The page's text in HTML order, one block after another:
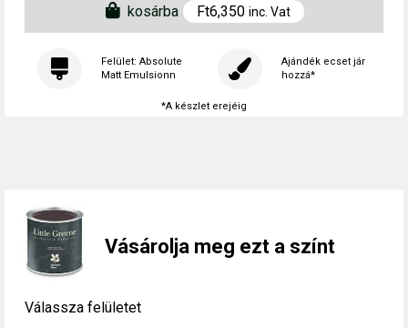
kosárba Ft6,350 inc. Vat
Felület: Absolute
Matt Emulsionn
Ajándék ecset jár
hozzá*
*A készlet erejéig
Vásárolja meg ezt a színt
Válassza felületet